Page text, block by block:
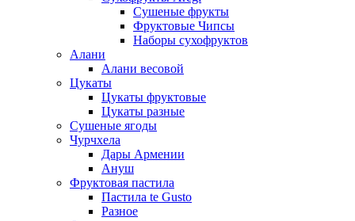
Сушеные фрукты
Фруктовые Чипсы
Наборы сухофруктов
Алани
Алани весовой
Цукаты
Цукаты фруктовые
Цукаты разные
Сушеные ягоды
Чурчхела
Дары Армении
Ануш
Фруктовая пастила
Пастила te Gusto
Разное